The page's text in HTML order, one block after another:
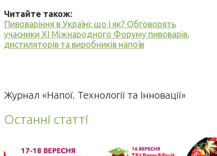
Читайте також:
Пивоваріння в Україні: що і як? Обговорять
учасники ХІ Міжнародного Форуму пивоварів,
дистиляторів та виробників напоїв
Журнал «Напої. Технології та Інновації»
Останні статті